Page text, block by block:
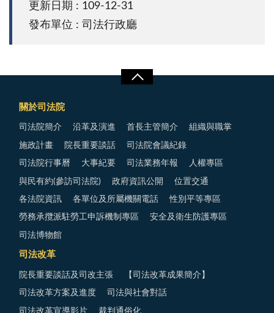
更新日期 : 109-12-31
發布單位 : 司法行政廳
關於司法院
司法院簡介 沿革及演進 首長主管簡介 組織與職掌
施政計畫 院長重要談話 司法院會議紀錄
司法院行事曆 大事紀要 司法業務年報 人權專區
與民有約(參訪司法院) 政府資訊公開 位置交通
各法院資訊 各單位及所屬機關電話 性別平等專區
勞務承攬派駐勞工申訴機制專區 安全及衛生防護專區
司法博物館
司法改革
院長重要談話及司改主張 【司法改革成果簡介】
司法改革方案及進度 司法與社會對話
司法改革宣導影片 裁判通俗化